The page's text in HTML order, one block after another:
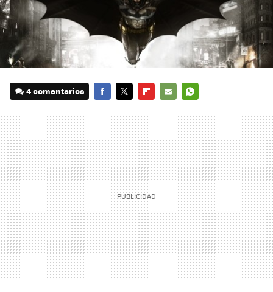
4 comentarios
MAIL